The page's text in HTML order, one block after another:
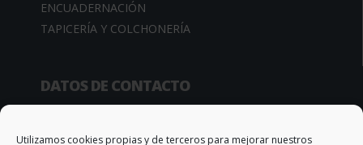
Utilizamos cookies propias y de terceros para mejorar nuestros
ENCUADERNACIÓN
TAPICERÍA Y COLCHONERÍA
DATOS DE CONTACTO
03370 Redován (Alicante – España)